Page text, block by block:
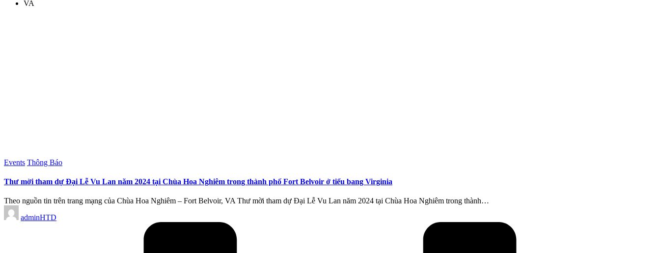
VA
Posted
Events Thông Báo
Thư mời tham dự Đại Lễ Vu Lan năm 2024 tại Chùa Hoa Nghiêm trong thành phố Fort Belvoir ở tiểu bang Virginia
Theo nguồn tin trên trang mạng của Chùa Hoa Nghiêm – Fort Belvoir, VA Thư mời tham dự Đại Lễ Vu Lan năm 2024 tại Chùa Hoa Nghiêm trong thành…
Posted
by
adminHTD